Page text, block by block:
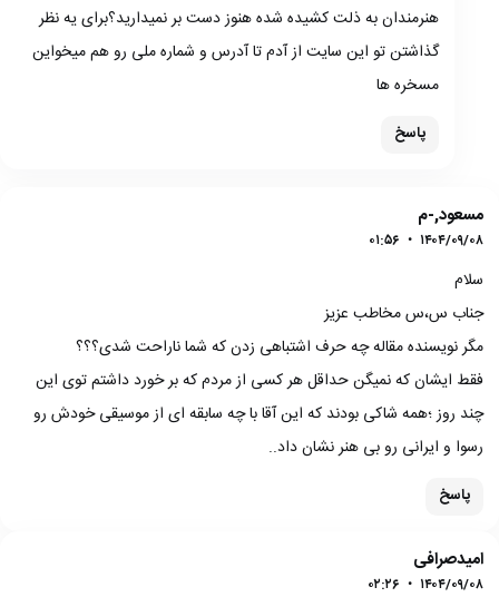
هنرمندان به ذلت کشیده شده هنوز دست بر نمیدارید؟برای یه نظر
گذاشتن تو این سایت از آدم تا آدرس و شماره ملی رو هم میخواین
مسخره ها
پاسخ
مسعود,-م
۱۴۰۴/۰۹/۰۸ •
سلام
جناب س،س مخاطب عزیز
مگر نویسنده مقاله چه حرف اشتباهی زدن که شما ناراحت شدی؟؟؟
فقط ایشان که نمیگن حداقل هر کسی از مردم که بر خورد داشتم توی این
چند روز ؛همه شاکی بودند که این آقا با چه سابقه ای از موسیقی خودش رو
رسوا و ایرانی رو بی هنر نشان داد..
پاسخ
امیدصرافی
۱۴۰۴/۰۹/۰۸ •